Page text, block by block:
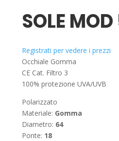
SOLE
Registrati per vedere i prezzi
Occhiale Gomma
CE Cat. Filtro 3
100% protezione UVA/UVB
Polarizzato
Materiale: Gomma
Diametro: 64
Ponte: 18